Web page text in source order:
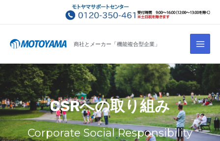
へ
ス
キ
ッ
プ
商社とメーカー「機能複合型企業」
Main
CSRへの取り組み
Corporate Social Responsibility